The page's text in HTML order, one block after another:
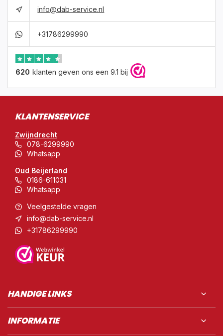
info@dab-service.nl
+31786299990
620 klanten geven ons een 9.1 bij
KLANTENSERVICE
Zwijndrecht
078-6299990
Whatsapp
Oud Beijerland
0186-611031
Whatsapp
Veelgestelde vragen
info@dab-service.nl
+31786299990
HANDIGE LINKS
INFORMATIE